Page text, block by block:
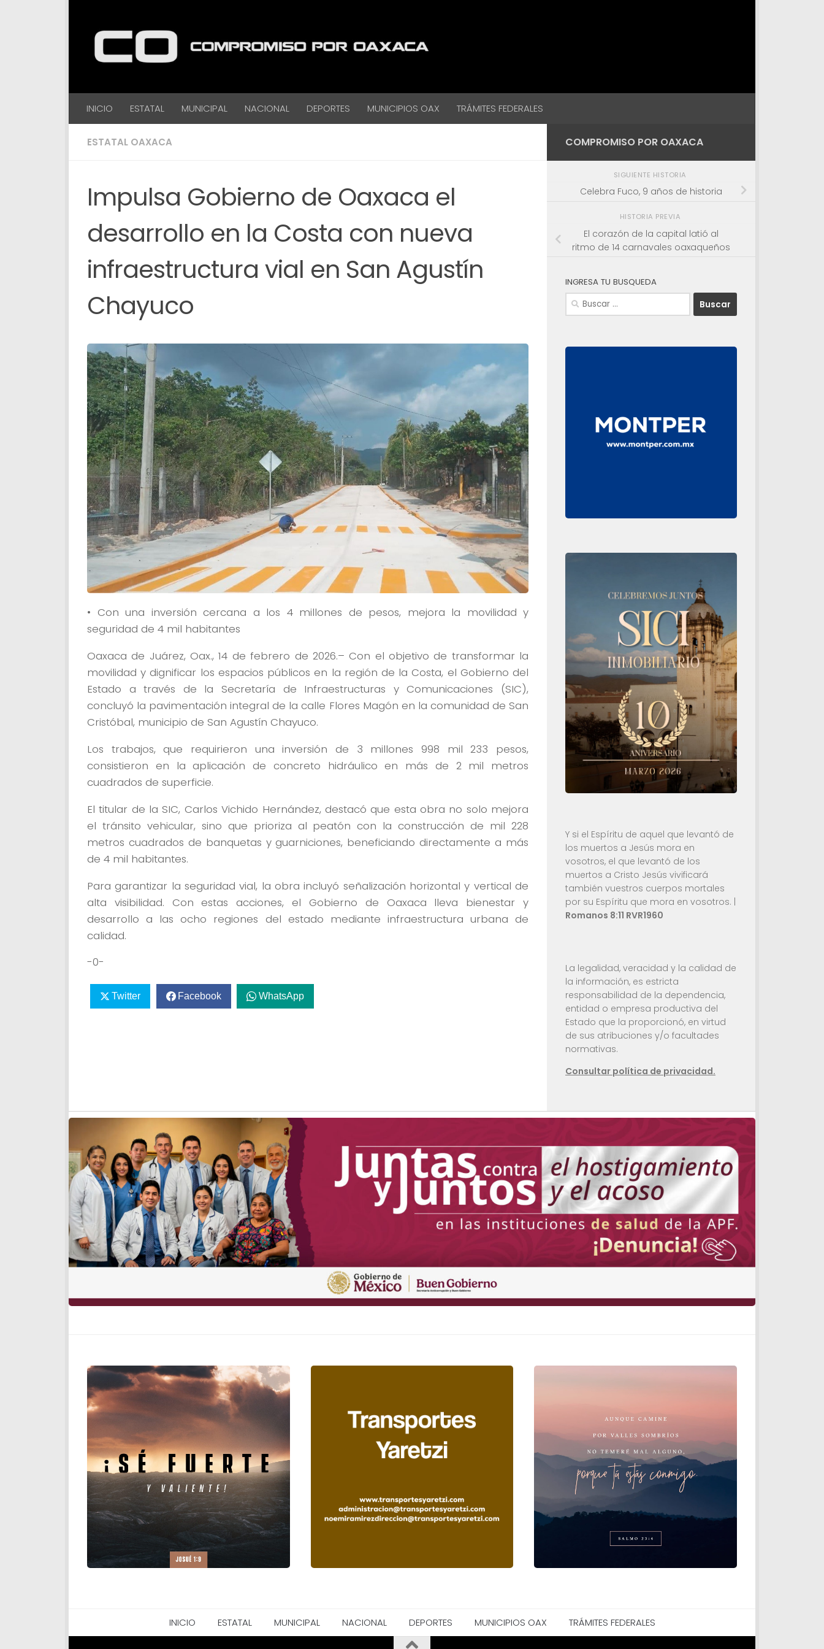
INICIO ESTATAL MUNICIPAL NACIONAL DEPORTES MUNICIPIOS OAX TRÁMITES FEDERALES
ESTATAL OAXACA
Impulsa Gobierno de Oaxaca el
desarrollo en la Costa con nueva
infraestructura vial en San Agustín
Chayuco
• Con una inversión cercana a los 4 millones de pesos, mejora la movilidad y
seguridad de 4 mil habitantes
Oaxaca de Juárez, Oax., 14 de febrero de 2026.– Con el objetivo de transformar la
movilidad y dignificar los espacios públicos en la región de la Costa, el Gobierno del
Estado a través de la Secretaría de Infraestructuras y Comunicaciones (SIC),
concluyó la pavimentación integral de la calle Flores Magón en la comunidad de San
Cristóbal, municipio de San Agustín Chayuco.
Los trabajos, que requirieron una inversión de 3 millones 998 mil 233 pesos,
consistieron en la aplicación de concreto hidráulico en más de 2 mil metros
cuadrados de superficie.
El titular de la SIC, Carlos Vichido Hernández, destacó que esta obra no solo mejora
el tránsito vehicular, sino que prioriza al peatón con la construcción de mil 228
metros cuadrados de banquetas y guarniciones, beneficiando directamente a más
de 4 mil habitantes.
Para garantizar la seguridad vial, la obra incluyó señalización horizontal y vertical de
alta visibilidad. Con estas acciones, el Gobierno de Oaxaca lleva bienestar y
desarrollo a las ocho regiones del estado mediante infraestructura urbana de
calidad.
-0-
Twitter Facebook WhatsApp
COMPROMISO POR OAXACA
SIGUIENTE HISTORIA
Celebra Fuco, 9 años de historia
HISTORIA PREVIA
El corazón de la capital latió al
ritmo de 14 carnavales oaxaqueños
INGRESA TU BUSQUEDA
Buscar:
Y si el Espíritu de aquel que levantó de
los muertos a Jesús mora en
vosotros, el que levantó de los
muertos a Cristo Jesús vivificará
también vuestros cuerpos mortales
por su Espíritu que mora en vosotros. |
Romanos 8:11 RVR1960
La legalidad, veracidad y la calidad de
la información, es estricta
responsabilidad de la dependencia,
entidad o empresa productiva del
Estado que la proporcionó, en virtud
de sus atribuciones y/o facultades
normativas.
Consultar política de privacidad.
INICIO ESTATAL MUNICIPAL NACIONAL DEPORTES MUNICIPIOS OAX TRÁMITES FEDERALES